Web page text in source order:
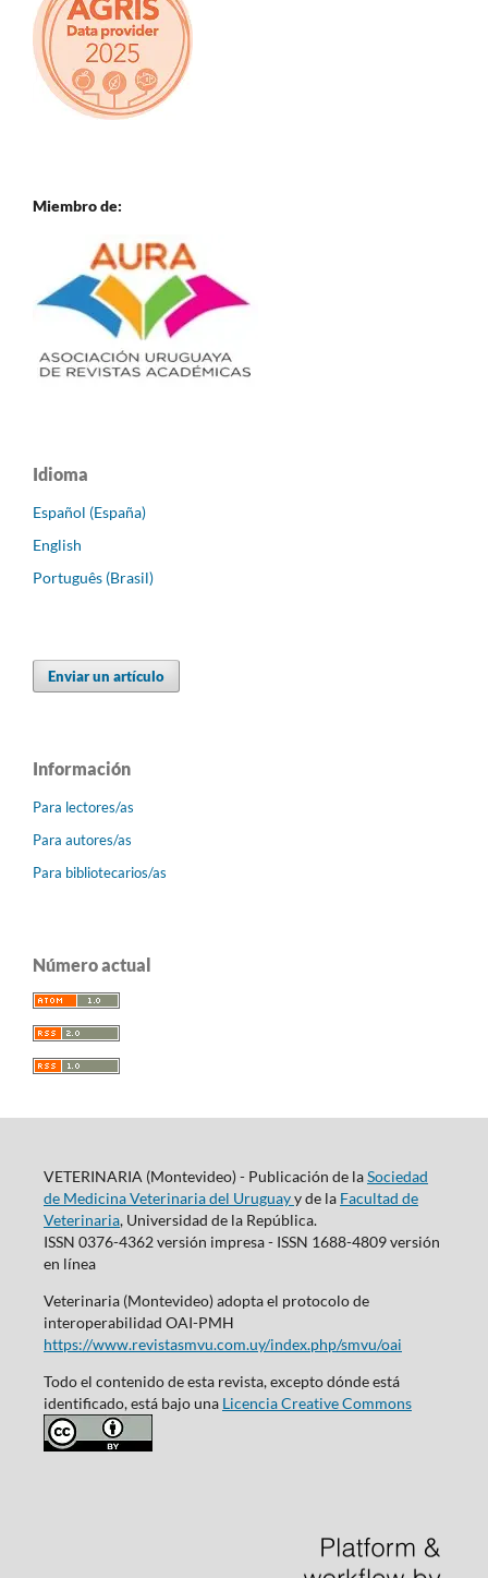
Miembro de:
Idioma
Español (España)
English
Português (Brasil)
Enviar un artículo
Información
Para lectores/as
Para autores/as
Para bibliotecarios/as
Número actual
VETERINARIA (Montevideo) - Publicación de laSociedad
de Medicina Veterinaria del Uruguayy de la Facultad de
Veterinaria, Universidad de la República.
ISSN 0376-4362 versión impresa - ISSN 1688-4809 versión
en línea
Veterinaria (Montevideo) adopta el protocolo de
interoperabilidad OAI-PMH
https://www.revistasmvu.com.uy/index.php/smvu/oai
Todo el contenido de esta revista, excepto dónde está
identificado, está bajo una Licencia Creative Commons